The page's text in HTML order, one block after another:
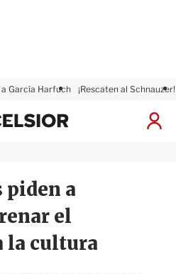
García Harfuch ¡Rescaten al Schnauzer!
I
x
i
o
r
piden a
el
la cultura